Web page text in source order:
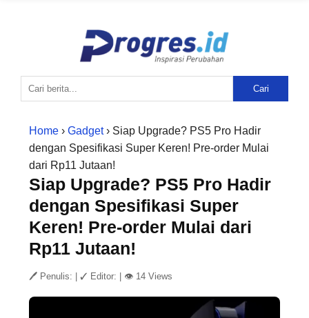
Cari
Home › Gadget› Siap Upgrade? PS5 Pro Hadir
dengan Spesifikasi Super Keren! Pre-order Mulai
dari Rp11 Jutaan!
Siap Upgrade? PS5 Pro Hadir
dengan Spesifikasi Super
Keren! Pre-order Mulai dari
Rp11 Jutaan!
🖊 Penulis: ✓ Editor: 👁 14 Views